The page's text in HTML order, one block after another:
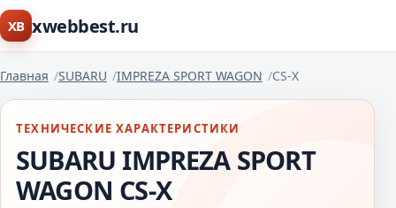
XB xwebbest.ru
Главная SUBARU IMPREZA SPORT WAGON CS-X
ТЕХНИЧЕСКИЕ ХАРАКТЕРИСТИКИ
SUBARU IMPREZA SPORT
WAGON CS-X